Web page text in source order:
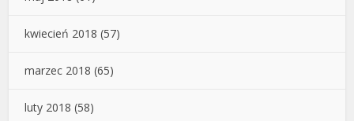
kwiecień 2018 (57)
marzec 2018 (65)
luty 2018 (58)